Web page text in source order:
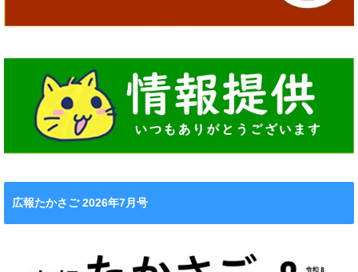
広報たかさご 2026年7月号